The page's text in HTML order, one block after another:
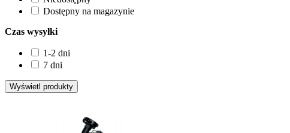
Dostępny na magazynie
Czas wysyłki
1-2 dni
7 dni